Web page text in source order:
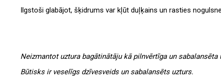
Ilgstoši glabājot, šķidrums var kļūt duļķains un rasties
Neizmantot uztura bagātinātāju kā pilnvērtīga un sabalansēta
Būtisks ir veselīgs dzīvesveids un sabalansēts uzturs.